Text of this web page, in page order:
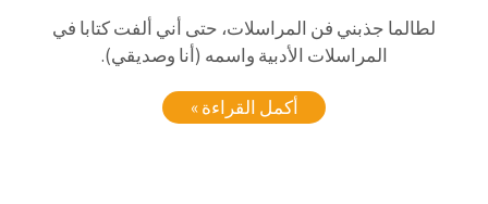
لطالما جذبني فن المراسلات، حتى أني ألفت كتابا في
المراسلات الأدبية واسمه (أنا وصديقي).
أكمل القراءة »